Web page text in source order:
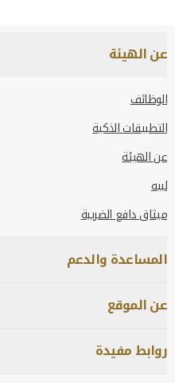
عن الهيئة
الوظائف
التطبيقات الذكية
عن الهيئة
لبيه
ميثاق دافع الضريبة
المساعدة والدعم
عن الموقع
روابط مفيدة